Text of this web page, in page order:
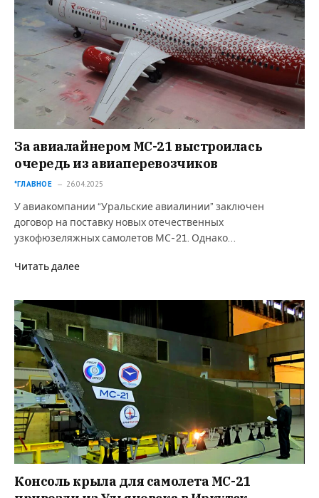
За авиалайнером МС-21 выстроилась
очередь из авиаперевозчиков
*ГЛАВНОЕ 26.04.2025
У авиакомпании “Уральские авиалинии” заключен
договор на поставку новых отечественных
узкофюзеляжных самолетов МС-21. Однако…
Читать далее
Консоль крыла для самолета МС-21